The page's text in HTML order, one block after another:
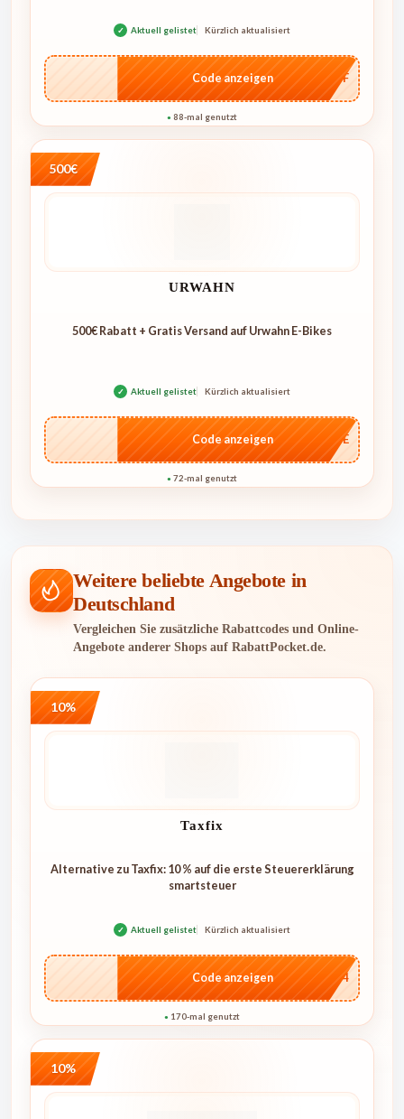
✓ Aktuell gelistet Kürzlich aktualisiert
…AFF
Code anzeigen
● 88-mal genutzt
500€
URWAHN
500€ Rabatt + Gratis Versand auf Urwahn E-Bikes
✓ Aktuell gelistet Kürzlich aktualisiert
…CASE
Code anzeigen
● 72-mal genutzt
Weitere beliebte Angebote in
Deutschland
Vergleichen Sie zusätzliche Rabattcodes und Online-
Angebote anderer Shops auf RabattPocket.de.
10%
Taxfix
Alternative zu Taxfix: 10 % auf die erste Steuererklärung
smartsteuer
✓ Aktuell gelistet Kürzlich aktualisiert
…1744
Code anzeigen
● 170-mal genutzt
10%